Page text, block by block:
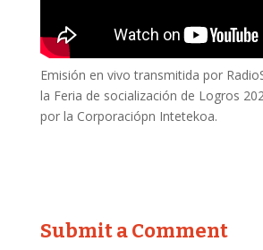
Emisión en vivo transmitida por
la Feria de socialización de Logros
por la Corporaciópn Intetekoa.
Submit a Comment